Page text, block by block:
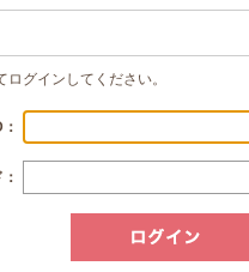
グインしてください。